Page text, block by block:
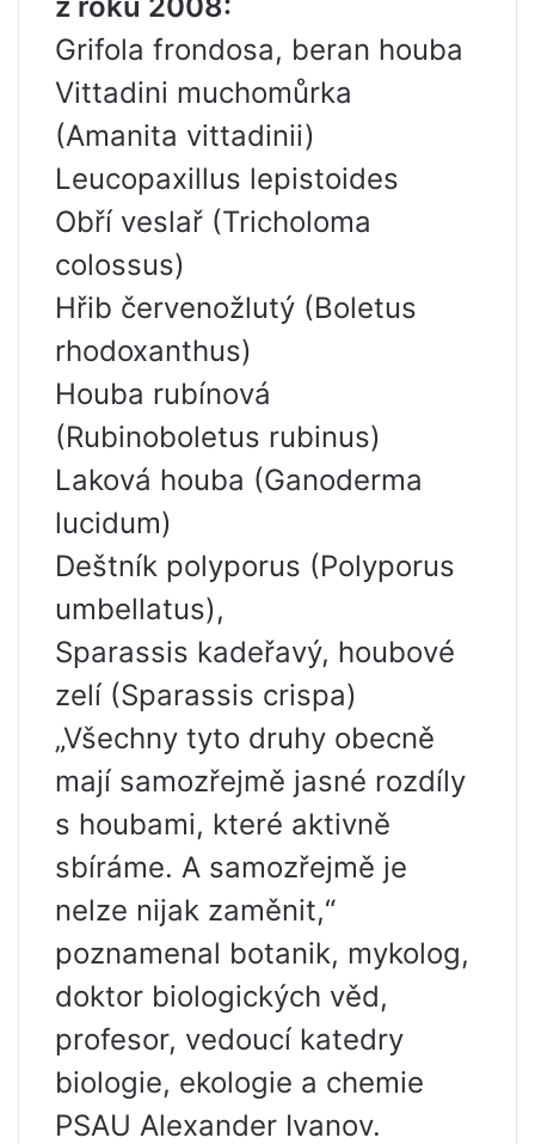
Grifola frondosa, beran houba
Vittadini muchomůrka
(Amanita vittadinii)
Leucopaxillus lepistoides
Obří veslař (Tricholoma
colossus)
Hřib červenožlutý (Boletus
rhodoxanthus)
Houba rubínová
(Rubinoboletus rubinus)
Laková houba (Ganoderma
lucidum)
Deštník polyporus (Polyporus
umbellatus),
Sparassis kadeřavý, houbové
zelí (Sparassis crispa)
„Všechny tyto druhy obecně
mají samozřejmě jasné rozdíly
s houbami, které aktivně
sbíráme. A samozřejmě je
nelze nijak zaměnit,“
poznamenal botanik, mykolog,
doktor biologických věd,
profesor, vedoucí katedry
biologie, ekologie a chemie
PSAU Alexander Ivanov.